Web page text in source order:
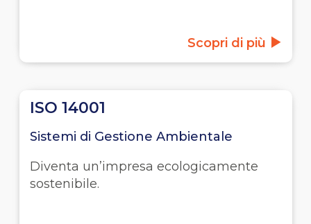
Scopri di più
ISO 14001
Sistemi di Gestione Ambientale
Diventa un’impresa ecologicamente
sostenibile.